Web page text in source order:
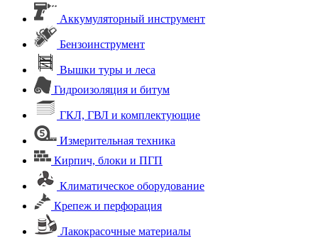
Аккумуляторный инструмент
Бензоинструмент
Вышки туры и леса
Гидроизоляция и битум
ГКЛ, ГВЛ и комплектующие
Измерительная техника
Кирпич, блоки и ПГП
Климатическое оборудование
Крепеж и перфорация
Лакокрасочные материалы